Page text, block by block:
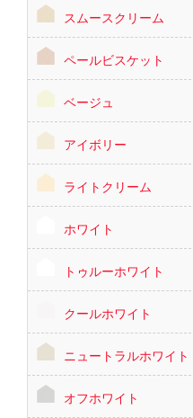
スムースクリーム
ペールビスケット
ベージュ
アイボリー
ライトクリーム
ホワイト
トゥルーホワイト
クールホワイト
ニュートラルホワイト
オフホワイト